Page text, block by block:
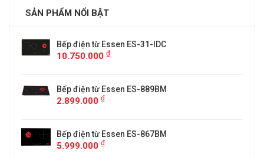
SẢN PHẨM NỔI BẬT
Bếp điện từ Essen ES-31-IDC
10.750.000 ₫
Bếp điện từ Essen ES-889BM
2.899.000 ₫
Bếp điện từ Essen ES-867BM
5.999.000 ₫